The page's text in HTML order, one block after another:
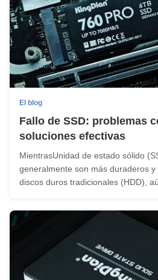
El blog
Fallo de SSD: problemas
soluciones efectivas
MientrasUnidad de estado sólido
generalmente son más duraderos
discos duros tradicionales (HDD),
señales de alerta, podrá tomar
demasiado tarde. Causas comunes